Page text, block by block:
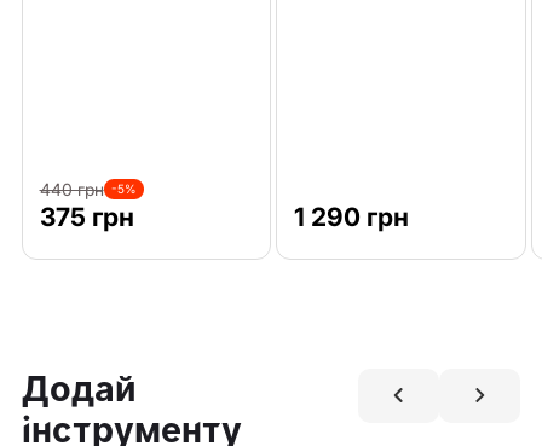
440 грн -5%
375 грн 1 290 грн
Додай
інструменту